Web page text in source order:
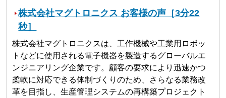
株式会社マグトロニクス お客様の声［3分22
秒］
株式会社マグトロニクスは、工作機械や工業用ロボッ
トなどに使用される電子機器を製造するグローバルエ
ンジニアリング企業です。顧客の要求により迅速かつ
柔軟に対応できる体制づくりのため、さらなる業務改
革を目指し、生産管理システムの再構築プロジェクト